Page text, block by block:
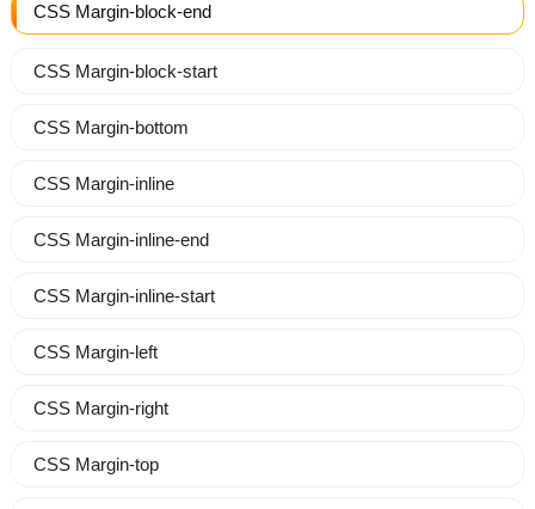
CSS Margin-block-end
CSS Margin-block-start
CSS Margin-bottom
CSS Margin-inline
CSS Margin-inline-end
CSS Margin-inline-start
CSS Margin-left
CSS Margin-right
CSS Margin-top